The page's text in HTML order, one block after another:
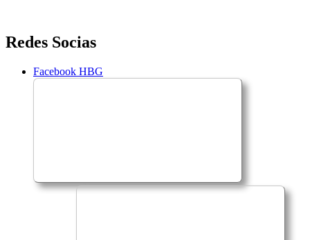
Saltar
para
conteúdo
Redes Socias
Facebook HBG